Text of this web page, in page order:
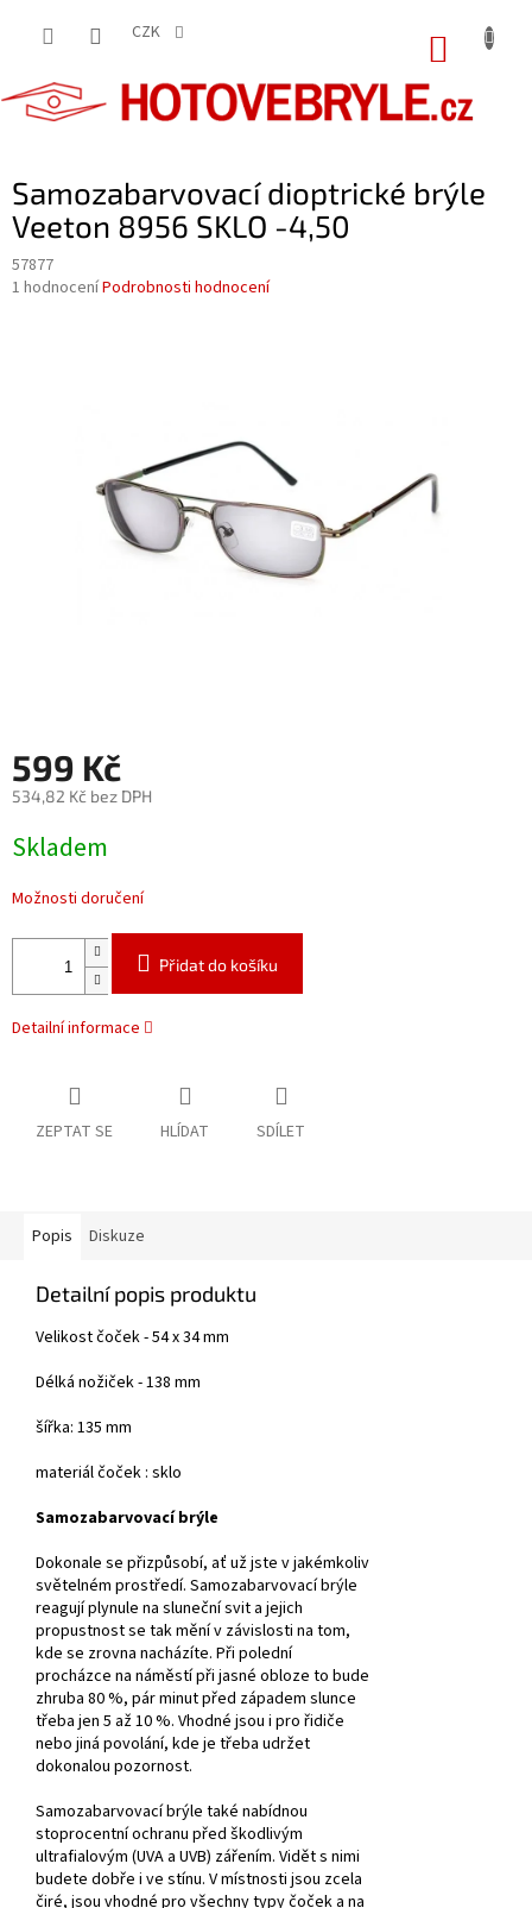
CZK
Samozabarvovací dioptrické brýle
Veeton 8956 SKLO -4,50
57877
Průměrné
1 hodnoceníPodrobnosti hodnocení
599 Kč
534,82 Kč bez DPH
cena:
Skladem
Možnosti doručení
Přidat do košíku
Detailní informace
ZEPTAT SE HLÍDAT SDÍLET
Popis Diskuze
Detailní popis produktu
Velikost čoček - 54 x 34 mm
Délká nožiček - 138 mm
šířka: 135 mm
materiál čoček : sklo
Samozabarvovací brýle
Dokonale se přizpůsobí, ať už jste v jakémkoliv
světelném prostředí. Samozabarvovací brýle
reagují plynule na sluneční svit a jejich
propustnost se tak mění v závislosti na tom,
kde se zrovna nacházíte. Při polední
procházce na náměstí při jasné obloze to bude
zhruba 80 %, pár minut před západem slunce
třeba jen 5 až 10 %. Vhodné jsou i pro řidiče
nebo jiná povolání, kde je třeba udržet
dokonalou pozornost.
Samozabarvovací brýle také nabídnou
stoprocentní ochranu před škodlivým
ultrafialovým (UVA a UVB) zářením. Vidět s nimi
budete dobře i ve stínu. V místnosti jsou zcela
čiré, jsou vhodné pro všechny typy čoček a na